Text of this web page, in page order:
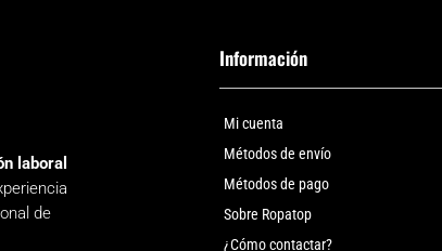
laboral
de
Información
Mi cuenta
Métodos de envío
Métodos de pago
Sobre Ropatop
¿Cómo contactar?